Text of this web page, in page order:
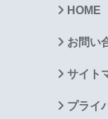
HOME
お問い
サイト
プライ